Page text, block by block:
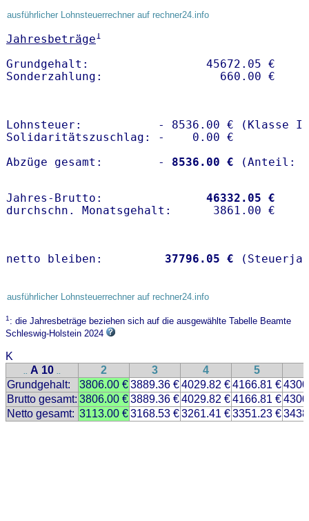
ausführlicher Lohnsteuerrechner auf rechner24.info
Jahresbeträge1
Grundgehalt:                 45672.05 €
Lohnsteuer:           - 8536.00 € (Klasse I)
Solidaritätszuschlag: -    0.00 €
Abzüge gesamt:        -
8536.00 €
Jahres-Brutto: 46332.05 €
netto bleiben: 37796.05 €
ausführlicher Lohnsteuerrechner auf rechner24.info
1: die Jahresbeträge beziehen sich auf die ausgewählte Tabelle Beamte
Schleswig-Holstein 2024
K
.. A 10 .. 2 3 4 5
Grundgehalt:
3806.00 €3889.36 €4029.82 €4166.81 €
Brutto gesamt: 3806.00 €3889.36 €4029.82 €4166.81 €
Netto gesamt: 3113.00 €3168.53 €3261.41 €3351.23 €